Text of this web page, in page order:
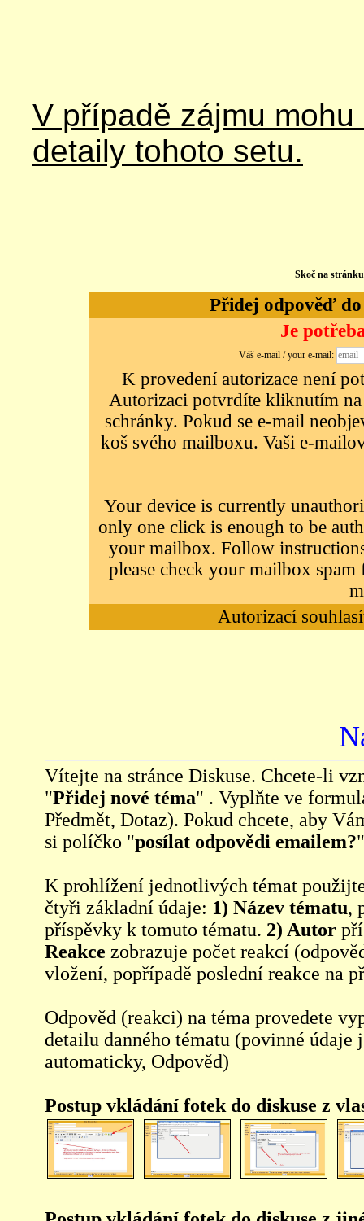
V případě zájmu
detaily tohoto setu.
Skoč na
Přidej odpověď
Je
Váš e-mail / your e-mail:
K provedení autorizace není
Autorizaci potvrdíte kliknutím na
schránky. Pokud se e-mail
koš svého mailboxu. Vaši e-
Your device is currently
only one click is enough to be
your mailbox. Follow
please check your mailbox
Autorizací
Vítejte na stránce Diskuse. Chcete-li
"Přidej nové téma" . Vyplňte ve
Předmět, Dotaz). Pokud chcete, aby
si políčko "posílat odpovědi emailem?
K prohlížení jednotlivých témat
čtyři základní údaje: 1) Název tématu,
příspěvky k tomuto tématu. 2) Autor
Reakce zobrazuje počet reakcí
vložení, popřípadě poslední reakce na
Odpověd (reakci) na téma provedete
detailu danného tématu (povinné údaje
automaticky, Odpověd)
Postup vkládání fotek do diskuse z